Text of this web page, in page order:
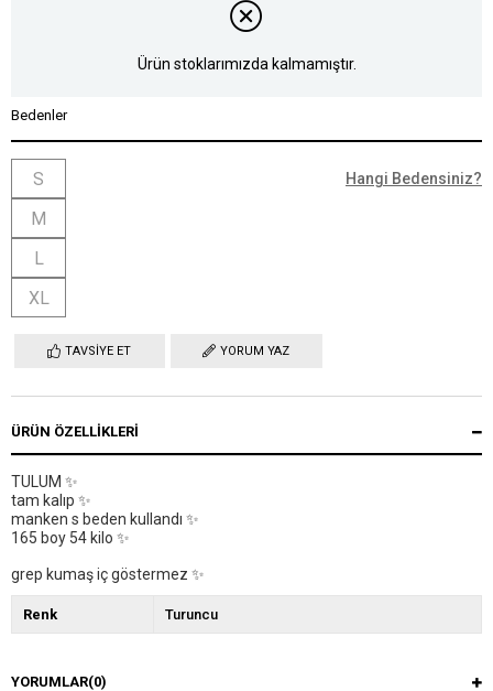
Ürün stoklarımızda kalmamıştır.
Bedenler
S
M
L
XL
Hangi Bedensiniz?
TAVSIYE ET YORUM YAZ
ÜRÜN ÖZELLIKLERI
TULUM ✨
tam kalıp ✨
manken s beden kullandı ✨
165 boy 54 kilo ✨
grep kumaş iç göstermez ✨
Renk Turuncu
YORUMLAR(0)